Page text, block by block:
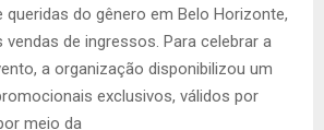
do gênero em Belo Horizonte,
vendas de ingressos. Para celebrar a
a organização disponibilizou um
exclusivos, válidos por
meio da